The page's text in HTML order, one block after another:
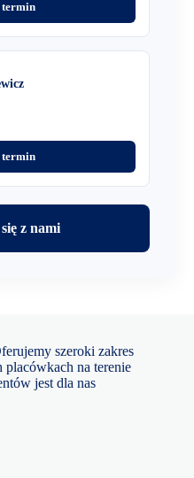
z nami
szeroki zakres
placówkach na terenie
jest dla nas